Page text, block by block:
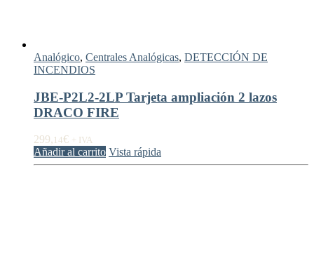
Analógico, Centrales Analógicas, DETECCIÓN DE
INCENDIOS
JBE-P2L2-2LP Tarjeta ampliación 2 lazos
DRACO FIRE
299, 14€ + IVA
Añadir al carrito Vista rápida